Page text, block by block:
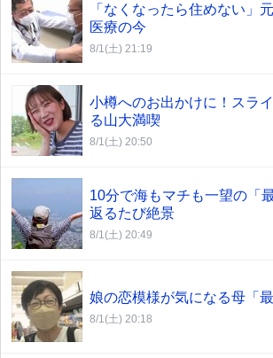
「なくなったら住めない」
医療の今
8/1(土) 21:19
小樽へのお出かけに！スラ
る山大満喫
8/1(土) 20:50
10分で海もマチも一望の「
返るたび絶景
8/1(土) 20:49
娘の恋模様が気になる母「
8/1(土) 20:18